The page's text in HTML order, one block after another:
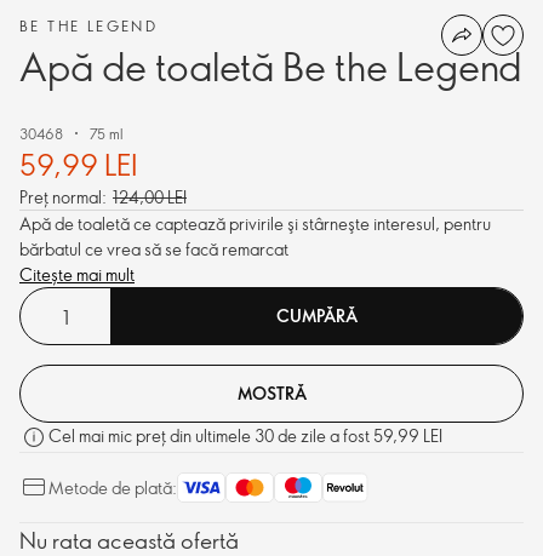
BE THE LEGEND
Apă de toaletă Be the Legend
30468 75 ml
59,99 LEI
Preț normal: 124,00 LEI
Apă de toaletă ce captează privirile şi stârneşte interesul, pentru
bărbatul ce vrea să se facă remarcat
Citește mai mult
CUMPĂRĂ
MOSTRĂ
Cel mai mic preț din ultimele 30 de zile a fost 59,99 LEI
Metode de plată:
Nu rata această ofertă